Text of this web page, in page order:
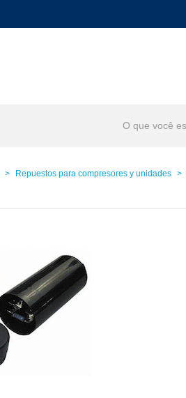
Repuestos para compresores y unidades